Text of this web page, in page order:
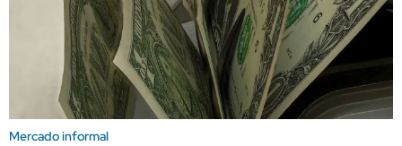
Mercado informal